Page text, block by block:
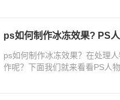
ps如何制作冰冻效果? PS
ps如何制作冰冻效果？在处理
作呢？下面我们就来看看PS人